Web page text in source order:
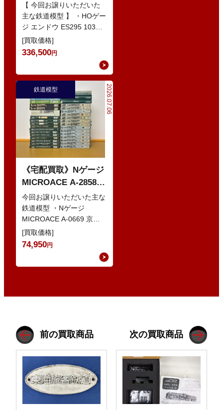
103系1200番代 東西線
色 基本5輌 Nセット
などの鉄道模型
【 今回お譲りいただいた
主な鉄道模型 】 ・HOゲー
ジ エンドウ ES295 103系
1200番代 東西線色 中間5
輌 Oセット …
[買取価格]
336,500円
2026.07.06
鉄道模型
《宅配買取》Nゲージ
MICROACE A-2858
京阪8000系 新塗装 な
どの鉄道模型
今回お譲りいただいた主な
鉄道模型 ・Nゲージ
MICROACE A-0669 京阪
8030系 ・Nゲージ
GREENMAX 組立キ…
[買取価格]
74,950円
前の買取商品 次の買取商品